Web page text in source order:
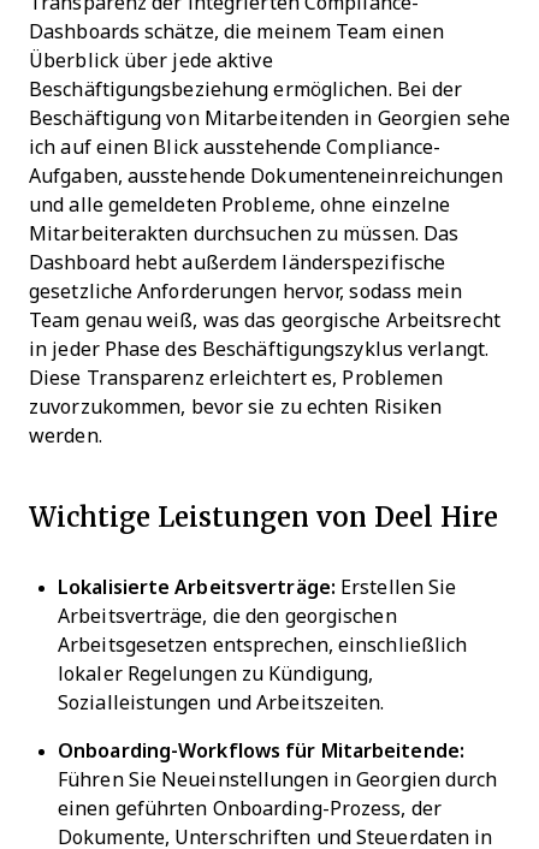
Dashboards schätze, die meinem Team einen
Überblick über jede aktive
Beschäftigungsbeziehung ermöglichen. Bei der
Beschäftigung von Mitarbeitenden in Georgien sehe
ich auf einen Blick ausstehende Compliance-
Aufgaben, ausstehende Dokumenteneinreichungen
und alle gemeldeten Probleme, ohne einzelne
Mitarbeiterakten durchsuchen zu müssen. Das
Dashboard hebt außerdem länderspezifische
gesetzliche Anforderungen hervor, sodass mein
Team genau weiß, was das georgische Arbeitsrecht
in jeder Phase des Beschäftigungszyklus verlangt.
Diese Transparenz erleichtert es, Problemen
zuvorzukommen, bevor sie zu echten Risiken
werden.
Wichtige Leistungen von Deel Hire
Lokalisierte Arbeitsverträge: Erstellen Sie
Arbeitsverträge, die den georgischen
Arbeitsgesetzen entsprechen, einschließlich
lokaler Regelungen zu Kündigung,
Sozialleistungen und Arbeitszeiten.
Onboarding-Workflows für Mitarbeitende:
Führen Sie Neueinstellungen in Georgien durch
einen geführten Onboarding-Prozess, der
Dokumente, Unterschriften und Steuerdaten in